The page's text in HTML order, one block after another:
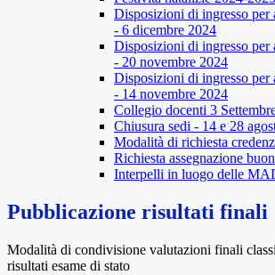
Disposizioni di ingresso per
- 6 dicembre 2024
Disposizioni di ingresso per
- 20 novembre 2024
Disposizioni di ingresso per
- 14 novembre 2024
Collegio docenti 3
Chiusura sedi - 14 e 28
Modalità di richiesta
Richiesta assegnazione
Interpelli in luogo delle
Pubblicazione risultati finali
Modalità di condivisione valutazioni finali
risultati esame di stato